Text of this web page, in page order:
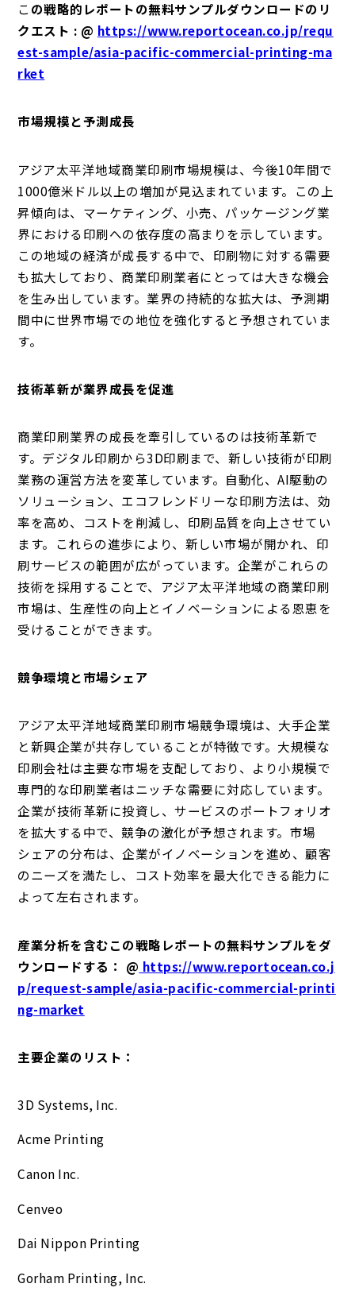
こ の戦略的レポートの無料サンプルダウンロードのリ
クエスト : @ https://www.reportocean.co.jp/requ
est-sample/asia-pacific-commercial-printing-ma
rket
市場規模と予測成長
アジア太平洋地域商業印刷市場規模は、今後10年間で
1000億米ドル以上の増加が見込まれています。この上
昇傾向は、マーケティング、小売、パッケージング業
界における印刷への依存度の高まりを示しています。
この地域の経済が成長する中で、印刷物に対する需要
も拡大しており、商業印刷業者にとっては大きな機会
を生み出しています。業界の持続的な拡大は、予測期
間中に世界市場での地位を強化すると予想されていま
す。
技術革新が業界成長を促進
商業印刷業界の成長を牽引しているのは技術革新で
す。デジタル印刷から3D印刷まで、新しい技術が印刷
業務の運営方法を変革しています。自動化、AI駆動の
ソリューション、エコフレンドリーな印刷方法は、効
率を高め、コストを削減し、印刷品質を向上させてい
ます。これらの進歩により、新しい市場が開かれ、印
刷サービスの範囲が広がっています。企業がこれらの
技術を採用することで、アジア太平洋地域の商業印刷
市場は、生産性の向上とイノベーションによる恩恵を
受けることができます。
競争環境と市場シェア
アジア太平洋地域商業印刷市場競争環境は、大手企業
と新興企業が共存していることが特徴です。大規模な
印刷会社は主要な市場を支配しており、より小規模で
専門的な印刷業者はニッチな需要に対応しています。
企業が技術革新に投資し、サービスのポートフォリオ
を拡大する中で、競争の激化が予想されます。市場
シェアの分布は、企業がイノベーションを進め、顧客
のニーズを満たし、コスト効率を最大化できる能力に
よって左右されます。
産業分析を含むこの戦略レポートの無料サンプルをダ
ウンロードする： @ https://www.reportocean.co.j
p/request-sample/asia-pacific-commercial-printi
ng-market
主要企業のリスト：
3D Systems, Inc.
Acme Printing
Canon Inc.
Cenveo
Dai Nippon Printing
Gorham Printing, Inc.